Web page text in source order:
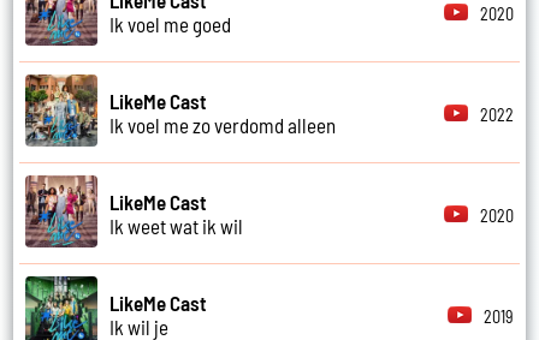
Ik voel me goed
2020
LikeMe Cast
Ik voel me zo verdomd alleen
2022
LikeMe Cast
Ik weet wat ik wil
2020
LikeMe Cast
Ik wil je
2019